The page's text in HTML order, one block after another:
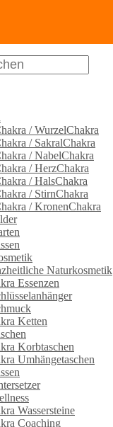
/ WurzelChakra
/ SakralChakra
/ NabelChakra
/ HerzChakra
/ HalsChakra
/ StirnChakra
/ KronenChakra
Naturkosmetik
Essenzen
Ketten
Korbtaschen
Umhängetaschen
Wassersteine
Coaching